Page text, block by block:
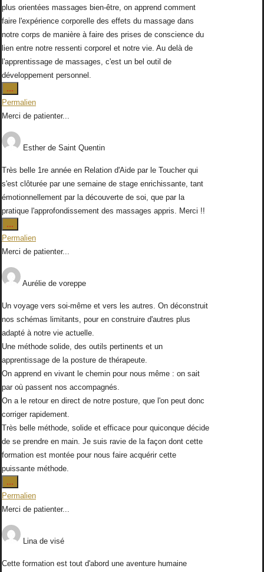
plus orientées massages bien-être, on apprend comment
faire l'expérience corporelle des effets du massage dans
notre corps de manière à faire des prises de conscience du
lien entre notre ressenti corporel et notre vie. Au delà de
l'apprentissage de massages, c'est un bel outil de
développement personnel.
...
cette
boîte
méta.
Permalien
Merci de patienter...
Esther de Saint Quentin
Très belle 1re année en Relation d'Aide par le Toucher qui
s'est clôturée par une semaine de stage enrichissante, tant
émotionnellement par la découverte de soi, que par la
pratique l'approfondissement des massages appris. Merci !!
...
cette
boîte
méta.
Permalien
Merci de patienter...
Aurélie de voreppe
Un voyage vers soi-même et vers les autres. On déconstruit
nos schémas limitants, pour en construire d'autres plus
adapté à notre vie actuelle.
Une méthode solide, des outils pertinents et un
apprentissage de la posture de thérapeute.
On apprend en vivant le chemin pour nous même : on sait
par où passent nos accompagnés.
On a le retour en direct de notre posture, que l'on peut donc
corriger rapidement.
Très belle méthode, solide et efficace pour quiconque décide
de se prendre en main. Je suis ravie de la façon dont cette
formation est montée pour nous faire acquérir cette
puissante méthode.
...
cette
boîte
méta.
Permalien
Merci de patienter...
Lina de visé
Cette formation est tout d'abord une aventure humaine